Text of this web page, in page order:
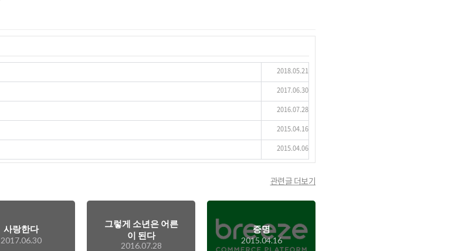
2018.05.21
2017.06.30
2016.07.28
2015.04.16
2015.04.06
관련글 더보기
사랑한다
2017.06.30
그렇게 소년은 어른
이 된다
2016.07.28
증명
2015.04.16